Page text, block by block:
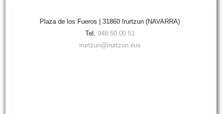
Plaza de los Fueros | 31860 Irurtzun (NAVARRA)
Tel. 948 50 00 51
irurtzun@irurtzun.eus